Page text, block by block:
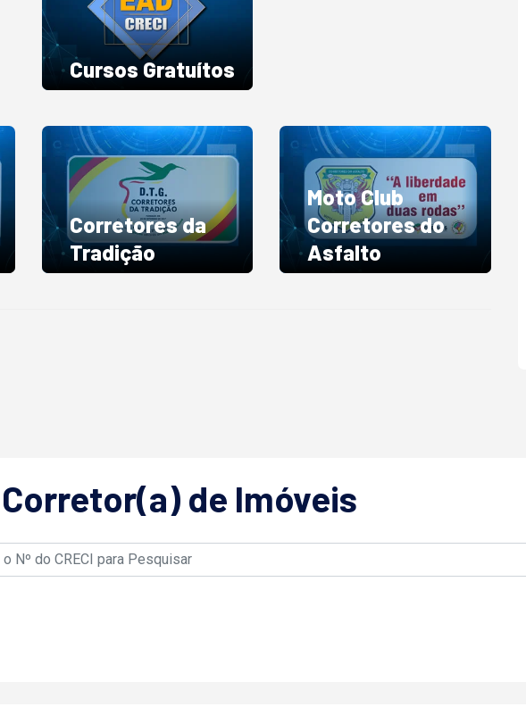
Cursos Gratuítos
Corretores da
Tradição
Moto Club
Corretores do
Asfalto
de Imóveis